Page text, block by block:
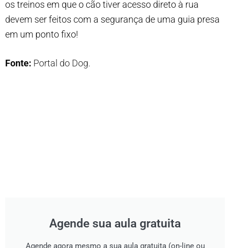
os treinos em que o cão tiver acesso direto à rua
devem ser feitos com a segurança de uma guia presa
em um ponto fixo!
Fonte: Portal do Dog.
Agende sua aula gratuita
Agende agora mesmo a sua aula gratuita (on-line ou